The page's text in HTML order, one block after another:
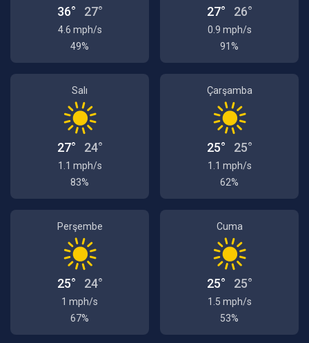
36° 27°
4.6 mph/s
49%
27° 26°
0.9 mph/s
91%
Salı
27° 24°
1.1 mph/s
83%
Çarşamba
25° 25°
1.1 mph/s
62%
Perşembe
25° 24°
1 mph/s
67%
Cuma
25° 25°
1.5 mph/s
53%